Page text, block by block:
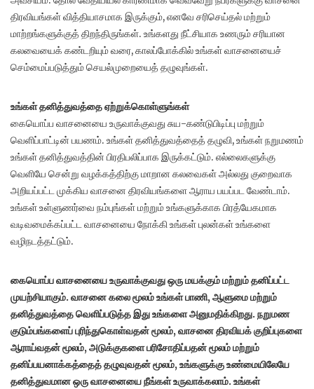
திரவியங்கள் வித்தியாசமாக இருக்கும், எனவே சரிசெய்தல் மற்றும்
மாற்றங்களுக்குத் திறந்திருங்கள். உங்களது நீட்சியாக உணரும் சரியான
கலவையைக் கண்டறியும் வரை, காலப்போக்கில் உங்கள் வாசனையைச்
செம்மைப்படுத்தும் செயல்முறையைத் தழுவுங்கள்.
உங்கள் தனித்துவத்தை ஏற்றுக்கொள்ளுங்கள்
கையொப்ப வாசனையை உருவாக்குவது சுய-கண்டுபிடிப்பு மற்றும்
வெளிப்பாட்டின் பயணம். உங்கள் தனித்துவத்தைத் தழுவி, உங்கள் நறுமணம்
உங்கள் தனித்துவத்தின் பிரதிபலிப்பாக இருக்கட்டும். எல்லைகளுக்கு
வெளியே சென்று வழக்கத்திற்கு மாறான கலவைகள் அல்லது குறைவாக
அறியப்பட்ட முக்கிய வாசனை திரவியங்களை ஆராய பயப்பட வேண்டாம்.
உங்கள் உள்ளுணர்வை நம்புங்கள் மற்றும் உங்களுக்காக பிரத்யேகமாக
வடிவமைக்கப்பட்ட வாசனையை நோக்கி உங்கள் புலன்கள் உங்களை
வழிநடத்தட்டும்.
கையொப்ப வாசனையை உருவாக்குவது ஒரு மயக்கும் மற்றும் தனிப்பட்ட
முயற்சியாகும். வாசனை கலை மூலம் உங்கள் பாணி, ஆளுமை மற்றும்
தனித்துவத்தை வெளிப்படுத்த இது உங்களை அனுமதிக்கிறது. நறுமண
குடும்பங்களைப் புரிந்துகொள்வதன் மூலம், வாசனை திரவியக் குறிப்புகளை
ஆராய்வதன் மூலம், அடுக்குகளை பரிசோதிப்பதன் மூலம் மற்றும்
தனிப்பயனாக்கத்தைத் தழுவுவதன் மூலம், உங்களுக்கு உண்மையிலேயே
தனித்துவமான ஒரு வாசனையை நீங்கள் உருவாக்கலாம். உங்கள்